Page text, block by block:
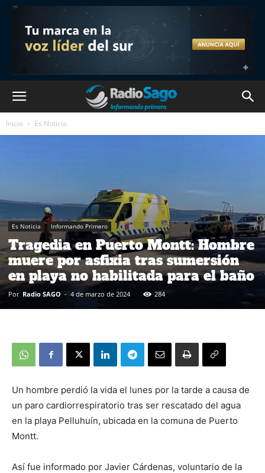
Inicio Es Noticia
Es Noticia Informando Primero
Tragedia en Puerto Montt: Hombre
muere por asfixia tras sumersión
en playa no habilitada para el baño
Por Radio SAGO - 4 de marzo de 2024 284
Un hombre perdió la vida el lunes por la tarde a causa de
un paro cardiorrespiratorio tras ser rescatado del agua
en la playa Pelluhuín, ubicada en la comuna de Puerto
Montt.
Así fue informado por Javier Cárdenas, voluntario de la